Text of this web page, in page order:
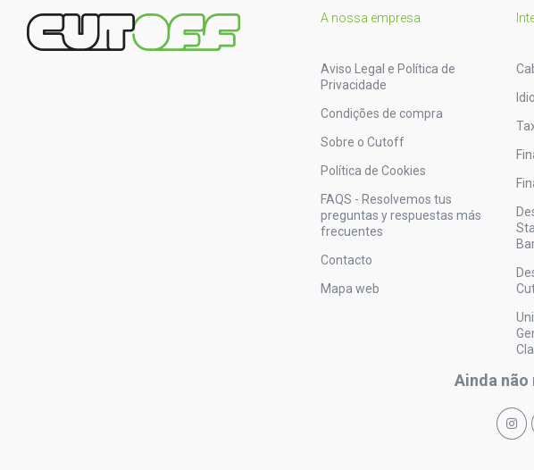
A nossa empresa
Aviso Legal e Política de
Privacidade
Condições de compra
Sobre o Cutoff
Política de Cookies
FAQS - Resolvemos tus
preguntas y respuestas más
frecuentes
Contacto
Mapa web
Ainda não